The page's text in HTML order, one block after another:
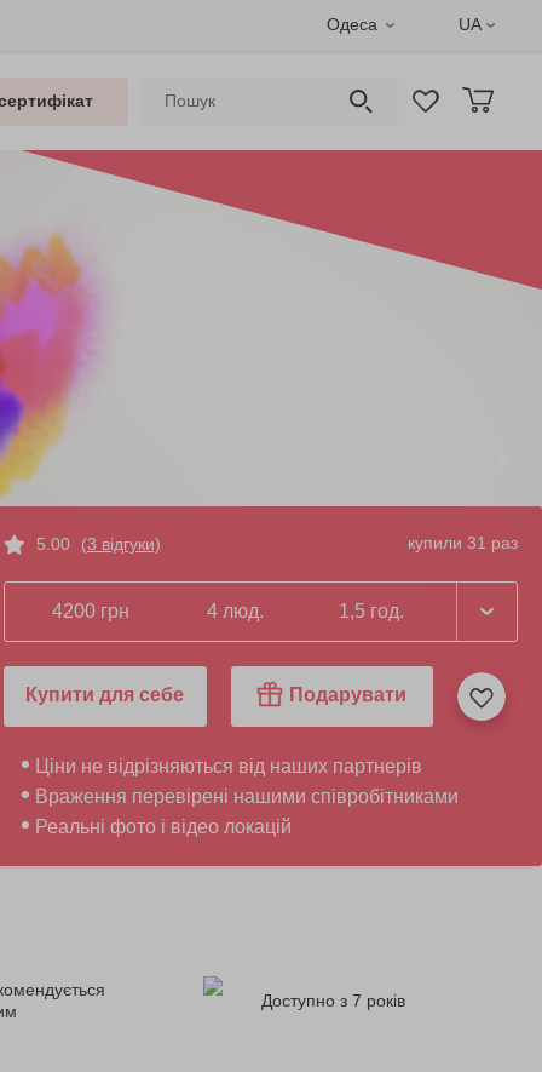
Одеса UA
5.00 (3 відгуки) купили 31 раз
4200 грн 4 люд. 1,5 год.
Купити для себе Подарувати
Ціни не відрізняються від наших партнерів
Враження перевірені нашими співробітниками
Реальні фото і відео локацій
Доступно з 7 років